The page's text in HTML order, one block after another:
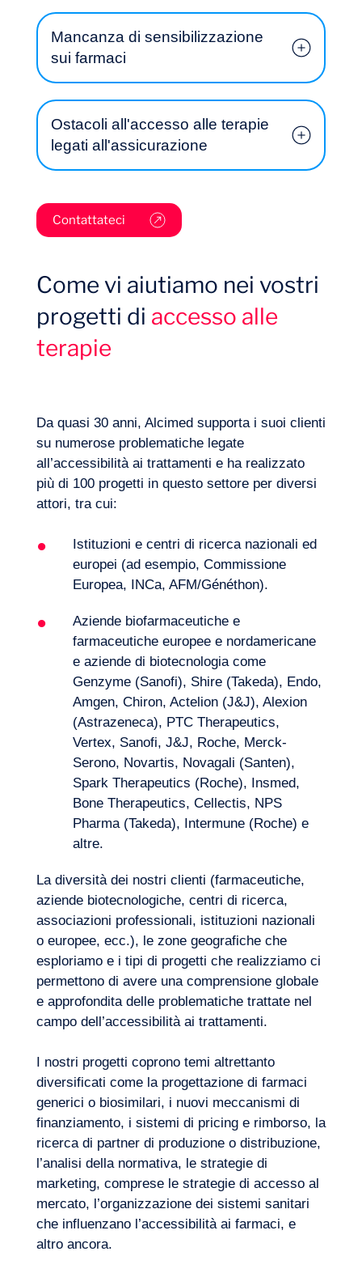
Diario di bordo
Contattateci
dalle aziende farmaceutiche per consentire
un accessibilità alle terapie a livello
nazionale e mondiale? Quali strategie di
pricing vengono utilizzate per differenziare
le aree sviluppate dalle zone in via di
distribuzione dei farmaci? Quali sono gli
ostacoli normativi più comuni? Quali
strategie si possono adottare per facilitare
l’accessibilità ai trattamenti nelle zone più
difficili da raggiungere e quali soluzioni
sono già in uso?
Mancanza di sensibilizzazione
sui farmaci
Quali sono gli strumenti più efficaci da
utilizzare per comunicare con i
disponibilità di un nuovo trattamento per
una specifica indicazione? Quali sono le
strategie attuali dei vari attori per far
Qual è il livello di accettazione da parte dei
professionisti della salute riguardo alle
approcci diretti da parte dell’industria nelle
diverse geografie?
Ostacoli all'accesso alle terapie
legati all'assicurazione
Quali sono i principali problemi e le lacune
da colmare nei sistemi assicurativi
nazionali delle regioni in via di sviluppo?
Come possono intervenire gli attori
farmaceutici nel panorama
dell’assicurazione per migliorare
l’accessibilità alle terapie? Chi sono le
principali parti interessate nel mondo
dell’assicurazione e qual è la struttura
generale dei regimi assicurativi?
Contattateci
Come vi aiutiamo nei vostri
progetti di accesso alle
terapie
Da quasi 30 anni, Alcimed supporta i suoi clienti
su numerose problematiche legate
all’accessibilità ai trattamenti e ha realizzato
più di 100 progetti in questo settore per diversi
attori, tra cui:
Istituzioni e centri di ricerca nazionali ed
europei (ad esempio, Commissione
Europea, INCa, AFM/Généthon).
Aziende biofarmaceutiche e
farmaceutiche europee e nordamericane
e aziende di biotecnologia come
Genzyme (Sanofi), Shire (Takeda), Endo,
Amgen, Chiron, Actelion (J&J), Alexion
(Astrazeneca), PTC Therapeutics,
Vertex, Sanofi, J&J, Roche, Merck-
Serono, Novartis, Novagali (Santen),
Spark Therapeutics (Roche), Insmed,
Bone Therapeutics, Cellectis, NPS
Pharma (Takeda), Intermune (Roche) e
altre.
La diversità dei nostri clienti (farmaceutiche,
aziende biotecnologiche, centri di ricerca,
associazioni professionali, istituzioni nazionali
o europee, ecc.), le zone geografiche che
esploriamo e i tipi di progetti che realizziamo ci
permettono di avere una comprensione globale
e approfondita delle problematiche trattate nel
campo dell’accessibilità ai trattamenti.
I nostri progetti coprono temi altrettanto
diversificati come la progettazione di farmaci
generici o biosimilari, i nuovi meccanismi di
finanziamento, i sistemi di pricing e rimborso, la
ricerca di partner di produzione o distribuzione,
l’analisi della normativa, le strategie di
marketing, comprese le strategie di accesso al
mercato, l’organizzazione dei sistemi sanitari
che influenzano l’accessibilità ai farmaci, e
altro ancora.